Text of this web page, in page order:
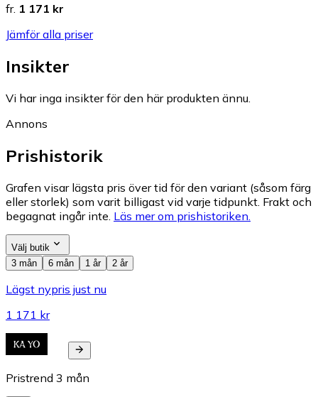
fr. 1 171 kr
Jämför alla priser
Insikter
Vi har inga insikter för den här produkten ännu.
Annons
Prishistorik
Grafen visar lägsta pris över tid för den variant (såsom färg
eller storlek) som varit billigast vid varje tidpunkt. Frakt och
begagnat ingår inte. Läs mer om prishistoriken.
Välj butik
3 mån
6 mån 1 år 2 år
Lägst nypris just nu
1 171 kr
Pristrend 3 mån